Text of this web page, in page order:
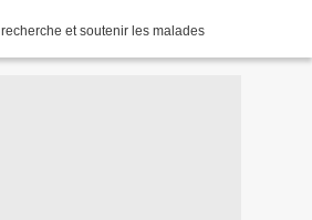
et soutenir les malades